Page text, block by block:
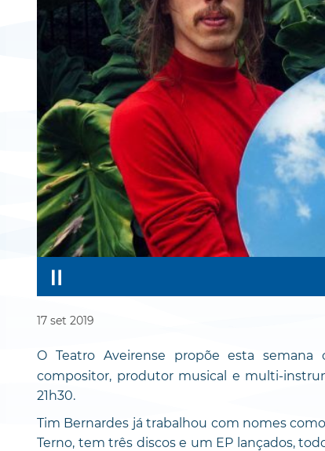
17 set 2019
O Teatro Aveirense propõe esta
compositor, produtor musical e multi-
21h30.
Tim Bernardes já trabalhou com nomes
Terno, tem três discos e um EP lançados,